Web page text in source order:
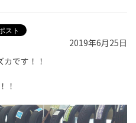
2019年6月25日
です！！
！